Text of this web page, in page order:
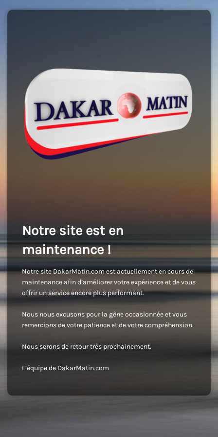
Notre site est en
maintenance !
Notre site DakarMatin.com est actuellement en cours de
maintenance afin d’améliorer votre expérience et de vous
offrir un service encore plus performant.
Nous nous excusons pour la gêne occasionnée et vous
remercions de votre patience et de votre compréhension.
Nous serons de retour très prochainement.
L’équipe de DakarMatin.com